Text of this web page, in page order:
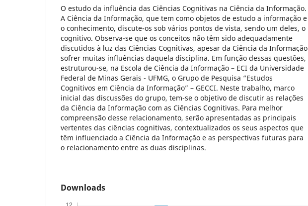
O estudo da influência das Ciências Cognitivas na Ciência da Informação.
A Ciência da Informação, que tem como objetos de estudo a informação e
o conhecimento, discute-os sob vários pontos de vista, sendo um deles, o
cognitivo. Observa-se que os conceitos não têm sido adequadamente
discutidos à luz das Ciências Cognitivas, apesar da Ciência da Informação
sofrer muitas influências daquela disciplina. Em função dessas questões,
estruturou-se, na Escola de Ciência da Informação – ECI da Universidade
Federal de Minas Gerais - UFMG, o Grupo de Pesquisa “Estudos
Cognitivos em Ciência da Informação” – GECCI. Neste trabalho, marco
inicial das discussões do grupo, tem-se o objetivo de discutir as relações
da Ciência da Informação com as Ciências Cognitivas. Para melhor
compreensão desse relacionamento, serão apresentadas as principais
vertentes das ciências cognitivas, contextualizados os seus aspectos que
têm influenciado a Ciência da Informação e as perspectivas futuras para
o relacionamento entre as duas disciplinas.
Downloads